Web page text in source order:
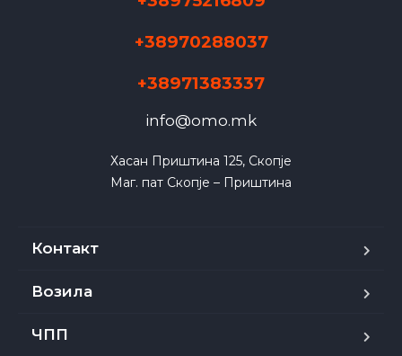
+38970288037
+38971383337
info@omo.mk
Хасан Приштина 125, Скопје
Маг. пат Скопје – Приштина
Контакт
Возила
ЧПП